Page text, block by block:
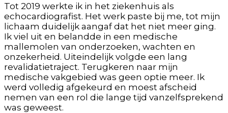
Tot 2019 werkte ik in het ziekenhuis als
echocardiografist. Het werk paste bij me, tot mijn
lichaam duidelijk aangaf dat het niet meer ging.
Ik viel uit en belandde in een medische
mallemolen van onderzoeken, wachten en
onzekerheid. Uiteindelijk volgde een lang
revalidatietraject. Terugkeren naar mijn
medische vakgebied was geen optie meer. Ik
werd volledig afgekeurd en moest afscheid
nemen van een rol die lange tijd vanzelfsprekend
was geweest.